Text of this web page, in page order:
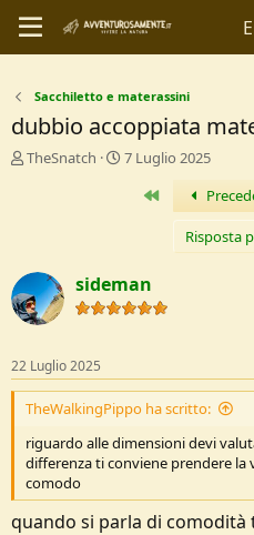
Sacchiletto e materassini
dubbio accoppiata
C
r
e
D
s
c
u
s
s
i
o
n
e
TheSnatch
D
I
n
i
o
7 Luglio 2025
Primo
Risposta
sideman
22 Luglio 2025
TheWalkingPippo ha scritto:
riguardo alle dimensioni devi
differenza ti conviene prendere la
comodo
quando si parla di